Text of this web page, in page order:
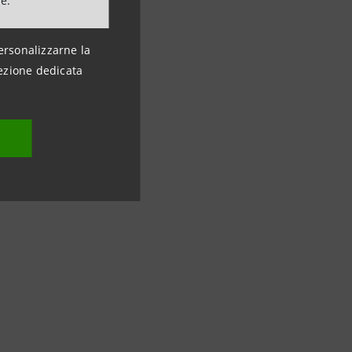
la
dedicata